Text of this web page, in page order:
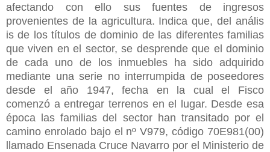
afectando con ello sus fuentes de ingresos
provenientes de la agricultura. Indica que, del anális
is de los títulos de dominio de las diferentes familias
que viven en el sector, se desprende que el dominio
de cada uno de los inmuebles ha sido adquirido
mediante una serie no interrumpida de poseedores
desde el año 1947, fecha en la cual el Fisco
comenzó a entregar terrenos en el lugar. Desde esa
época las familias del sector han transitado por el
camino enrolado bajo el nº V979, código 70E981(00)
llamado Ensenada Cruce Navarro por el Ministerio de